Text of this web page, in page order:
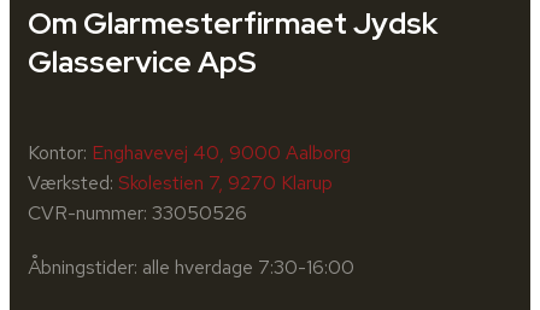
Om Glarmesterfirmaet Jydsk
Glasservice ApS
Kontor: Enghavevej 40, 9000 Aalborg
Værksted: Skolestien 7, 9270 Klarup
CVR-nummer: 33050526
Åbningstider: alle hverdage 7:30-16:00